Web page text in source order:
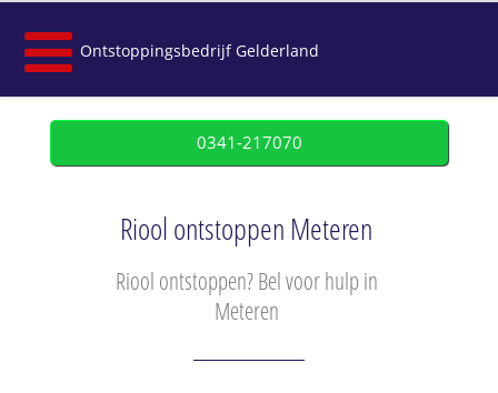
Ontstoppingsbedrijf Gelderland
0341-217070
Riool ontstoppen Meteren
Riool ontstoppen? Bel voor hulp in
Meteren